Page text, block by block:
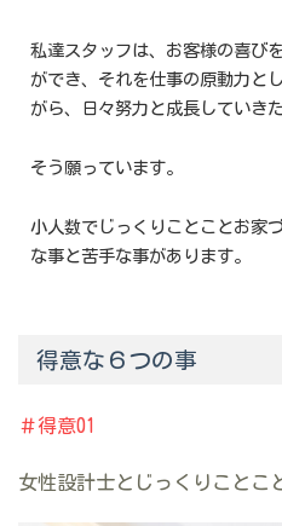
私達スタッフは、お客様の喜び
ができ、それを仕事の原動力と
がら、日々努力と成長していき
そう願っています。
小人数でじっくりことことお家
な事と苦手な事があります。
得意な６つの事
＃得意01
女性設計士とじっくりことこ